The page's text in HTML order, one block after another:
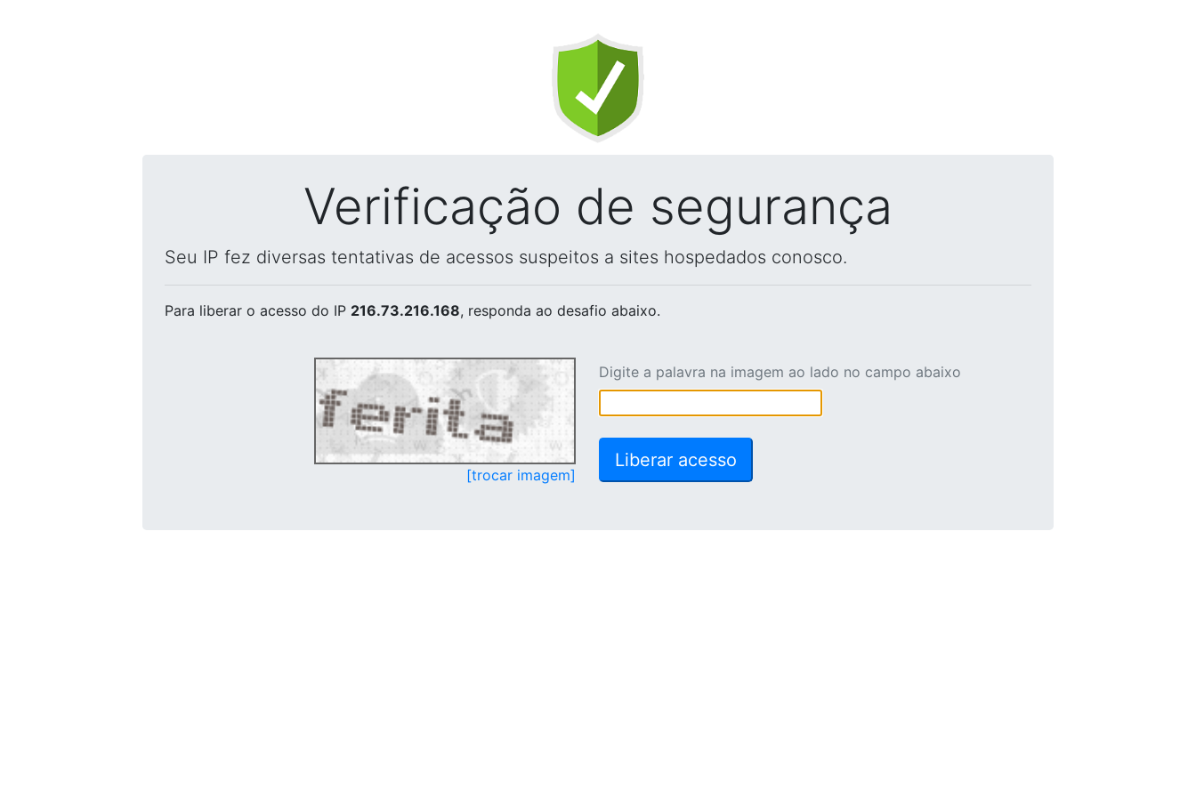
Verificação de segurança
Seu IP fez diversas tentativas de acessos suspeitos a sites hospedados conosco.
Para liberar o acesso do IP 216.73.216.168, responda ao desafio abaixo.
[trocar imagem]
Digite a palavra na imagem ao lado no campo abaixo